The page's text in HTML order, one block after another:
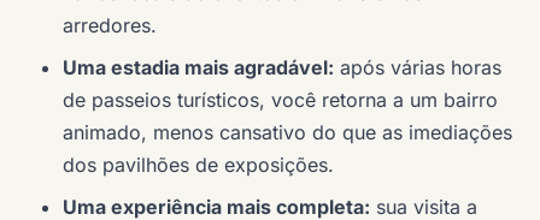
arredores.
Uma estadia mais agradável: após várias horas
de passeios turísticos, você retorna a um bairro
animado, menos cansativo do que as imediações
dos pavilhões de exposições.
Uma experiência mais completa: sua visita a